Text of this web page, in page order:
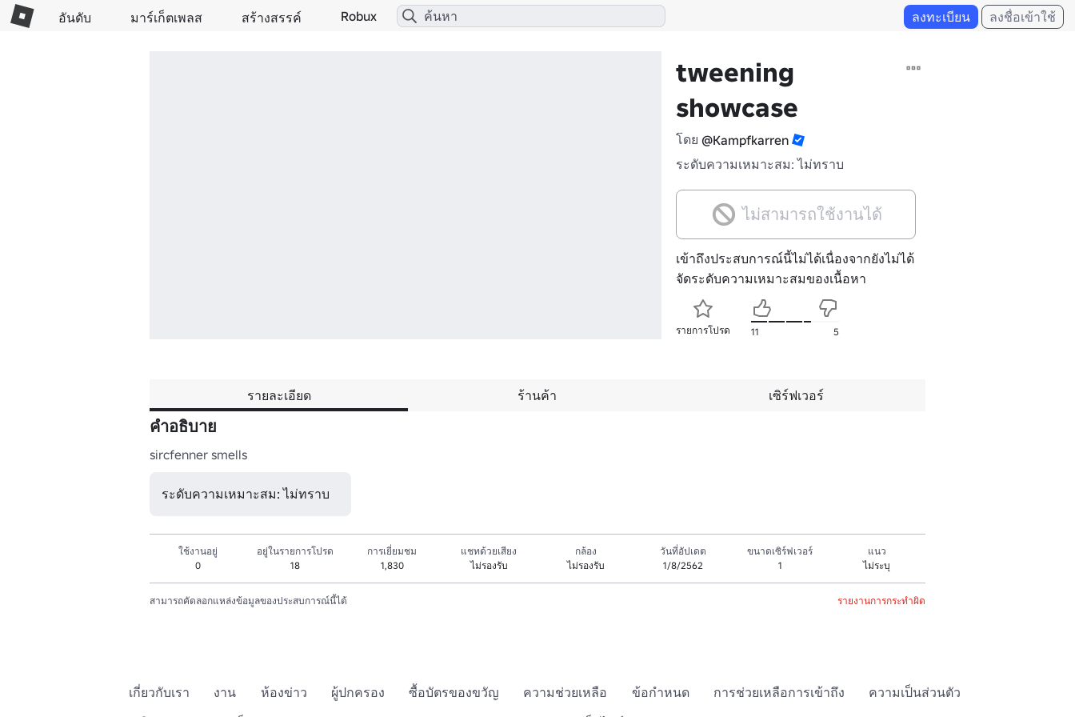
อันดับ มาร์เก็ตเพลส สร้างสรรค์ Robux ลงทะเบียน ลงชื่อเข้าใช้
tweening
showcase
โดย @Kampfkarren
ระดับความเหมาะสม: ไม่ทราบ
ไม่สามารถใช้งานได้
เข้าถึงประสบการณ์นี้ไม่ได้เนื่องจากยังไม่ได้
จัดระดับความเหมาะสมของเนื้อหา
รายการโปรด 11 5
รายละเอียด ร้านค้า เซิร์ฟเวอร์
คำอธิบาย
sircfenner smells
ระดับความเหมาะสม: ไม่ทราบ
ใช้งานอยู่
0
อยู่ในรายการโปรด
18
การเยี่ยมชม
1,830
แชทด้วยเสียง
ไม่รองรับ
กล้อง
ไม่รองรับ
วันที่อัปเดต
1/8/2562
ขนาดเซิร์ฟเวอร์
1
แนว
ไม่ระบุ
สามารถคัดลอกแหล่งข้อมูลของประสบการณ์นี้ได้ รายงานการกระทำผิด
เกี่ยวกับเรา งาน ห้องข่าว ผู้ปกครอง ซื้อบัตรของขวัญ ความช่วยเหลือ ข้อกำหนด การช่วยเหลือการเข้าถึง
ความเป็นส่วนตัว